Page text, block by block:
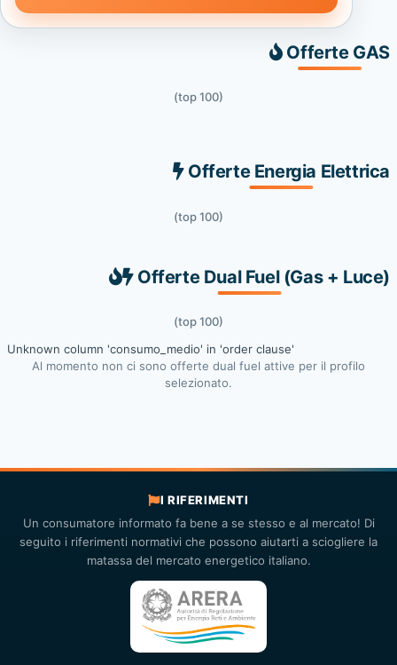
Offerte GAS
(top 100)
Offerte Energia Elettrica
(top 100)
Offerte Dual Fuel (Gas + Luce)
(top 100)
Unknown column 'consumo_medio' in 'order clause'
Al momento non ci sono offerte dual fuel attive per il profilo
selezionato.
I RIFERIMENTI
Un consumatore informato fa bene a se stesso e al mercato! Di
seguito i riferimenti normativi che possono aiutarti a sciogliere la
matassa del mercato energetico italiano.